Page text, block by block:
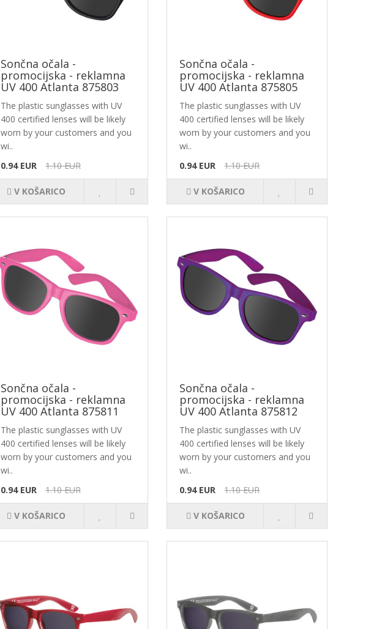
Sončna očala -
promocijska - reklamna
UV 400 Atlanta 875803
The plastic sunglasses with UV
400 certified lenses will be likely
worn by your customers and you
wi..
0.94 EUR
1.10 EUR
V KOŠARICO
Sončna očala -
promocijska - reklamna
UV 400 Atlanta 875805
The plastic sunglasses with UV
400 certified lenses will be likely
worn by your customers and you
wi..
0.94 EUR
1.10 EUR
V KOŠARICO
Sončna očala -
promocijska - reklamna
UV 400 Atlanta 875811
The plastic sunglasses with UV
400 certified lenses will be likely
worn by your customers and you
wi..
0.94 EUR
1.10 EUR
V KOŠARICO
Sončna očala -
promocijska - reklamna
UV 400 Atlanta 875812
The plastic sunglasses with UV
400 certified lenses will be likely
worn by your customers and you
wi..
0.94 EUR
1.10 EUR
V KOŠARICO